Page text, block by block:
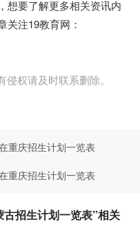
想要了解更多相关资讯内
关注19教育网：
权请及时联系删除。
重庆招生计划一览表
重庆招生计划一览表
招生计划一览表”相关